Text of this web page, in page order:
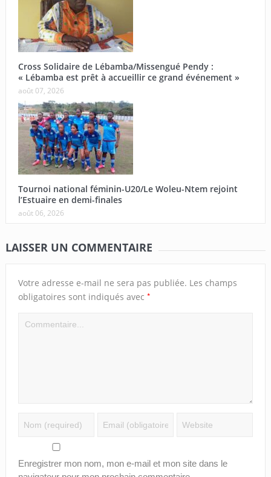
Cross Solidaire de Lébamba/Missengué Pendy :
« Lébamba est prêt à accueillir ce grand événement »
août 07, 2026
Tournoi national féminin-U20/Le Woleu-Ntem rejoint
l’Estuaire en demi-finales
août 06, 2026
LAISSER UN COMMENTAIRE
Votre adresse e-mail ne sera pas publiée. Les champs
obligatoires sont indiqués avec *
Enregistrer mon nom, mon e-mail et mon site dans le